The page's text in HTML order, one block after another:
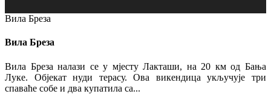
Вила Бреза
Вила Бреза
Вила Бреза налази се у мјесту Лакташи, на 20 км од Бања
Луке. Објекат нуди терасу. Ова викендица укључује три
спаваће собе и два купатила са...